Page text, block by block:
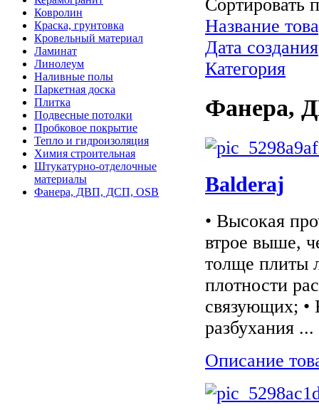
Ковролин
Краска, грунтовка
Кровельный материал
Ламинат
Линолеум
Наливные полы
Паркетная доска
Плитка
Подвесные потолки
Пробковое покрытие
Тепло и гидроизоляция
Химия строительная
Штукатурно-отделочные
материалы
Фанера, ДВП, ДСП, OSB
Сортировать
Название
Дата создания
Категория
Фанера,
Balderaj
• Высокая
втрое выше,
толще плиты
плотности
связующих; •
разбухания ...
Описание